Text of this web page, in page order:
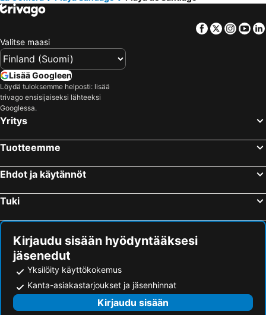
San Sebastián de La Gomera Rantahotellit
Icod de los Vinos Rantahotellit
Playa Santiago Rantahotellit
La Caleta Rantahotellit
San Eugenio Alto Rantahotellit
Los Silos Rantahotellit
Los Cancajos Rantahotellit
Vilaflor Rantahotellit
Hermigua Rantahotellit
Santiago del Teide Rantahotellit
Los Llanos de Aridane Rantahotellit
Facebook
Twitter
Valitse maasi
Lisää Googleen
Löydä tuloksemme helposti: lisää
trivago ensisijaiseksi lähteeksi
Googlessa.
Yritys
Tuotteemme
Ehdot ja käytännöt
Tuki
Kirjaudu sisään hyödyntääksesi
jäsenedut
Yksilöity käyttökokemus
Kanta-asiakastarjoukset ja jäsenhinnat
Kirjaudu sisään